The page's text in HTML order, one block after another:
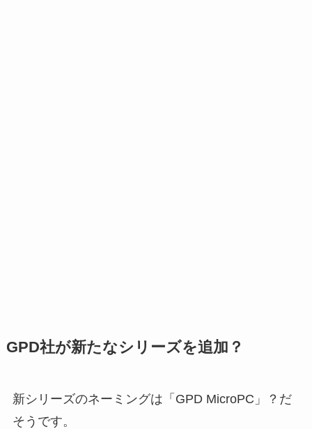
GPD社が新たなシリーズを追加？
新シリーズのネーミングは「GPD MicroPC」？だ
そうです。